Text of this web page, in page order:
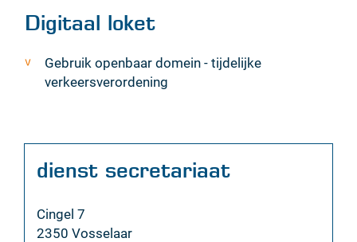
Digitaal loket
Gebruik openbaar domein - tijdelijke
verkeersverordening
Contact
dienst secretariaat
Adres
Cingel 7
,2350 Vosselaar